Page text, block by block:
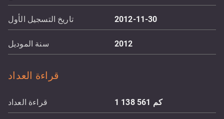
تاريخ التسجيل الأول 2012-11-30
سنة الموديل 2012
قراءة العداد
قراءة العداد 1 138 561 كم